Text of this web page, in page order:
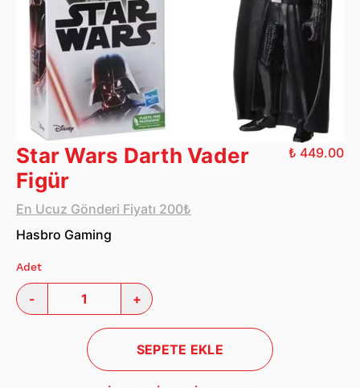
Star Wars Darth Vader
Figür
En Ucuz Gönderi Fiyatı 200₺
₺ 449.00
Hasbro Gaming
Adet
- +
SEPETE EKLE